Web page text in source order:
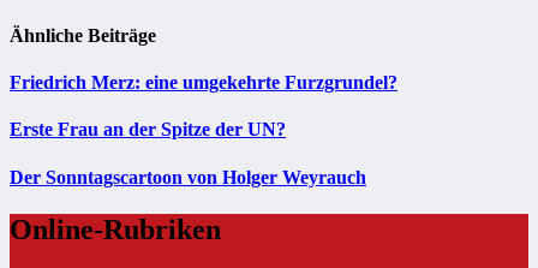
Ähnliche Beiträge
Friedrich Merz: eine umgekehrte Furzgrundel?
Erste Frau an der Spitze der UN?
Der Sonntagscartoon von Holger Weyrauch
Online-Rubriken